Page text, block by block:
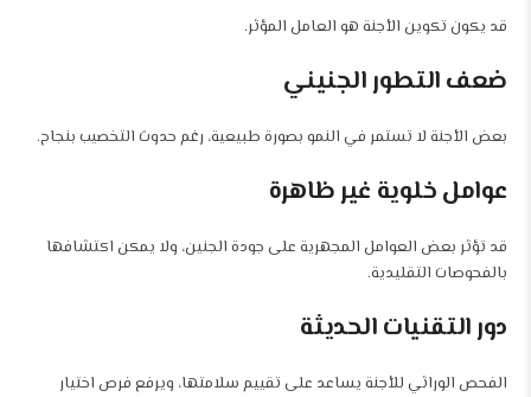
قد يكون تكوين الأجنة هو العامل المؤثر.
ضعف التطور الجنيني
بعض الأجنة لا تستمر في النمو بصورة طبيعية، رغم حدوث التخصيب بنجاح.
عوامل خلوية غير ظاهرة
قد تؤثر بعض العوامل المجهرية على جودة الجنين، ولا يمكن اكتشافها
بالفحوصات التقليدية.
دور التقنيات الحديثة
الفحص الوراثي للأجنة يساعد على تقييم سلامتها، ويرفع فرص اختيار